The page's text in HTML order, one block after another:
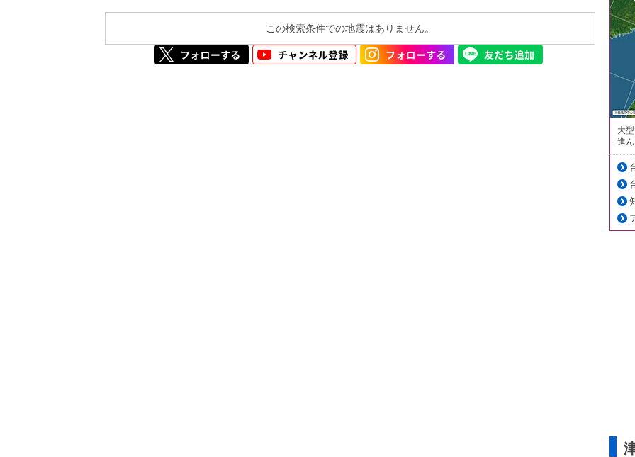
この検索条件での地震はありません。
大
進